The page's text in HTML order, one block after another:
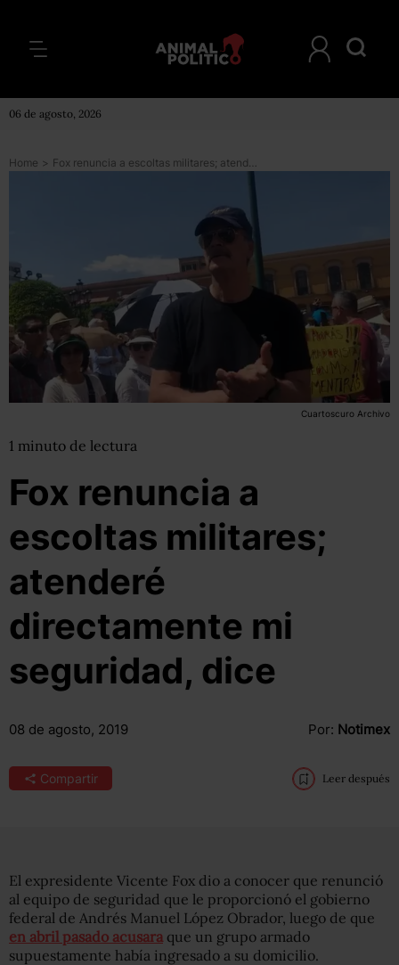
06 de agosto, 2026
Home > Fox renuncia a escoltas militares; atenderé directamente mi seguridad, dice
Cuartoscuro Archivo
1 minuto de lectura
Fox renuncia a
escoltas militares;
atenderé
directamente mi
seguridad, dice
08 de agosto, 2019 Por: Notimex
Compartir Leer después
El expresidente Vicente Fox dio a conocer que renunció
al equipo de seguridad que le proporcionó el gobierno
federal de Andrés Manuel López Obrador, luego de que
en abril pasado acusaraque un grupo armado
supuestamente había ingresado a su domicilio.